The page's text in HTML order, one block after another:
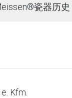
瓷器历史
Kfm.